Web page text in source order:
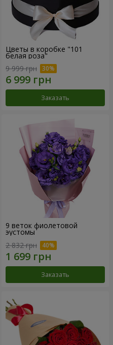
Цветы в коробке "101
белая роза"
9 999 грн
Заказать
9 веток фиолетовой
эустомы
2 832 грн
Заказать